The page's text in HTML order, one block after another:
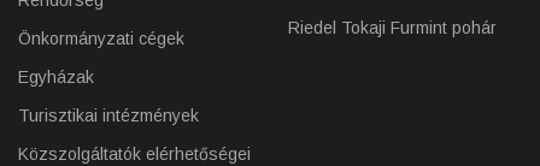
Önkormányzati cégek
Egyházak
Turisztikai intézmények
Közszolgáltatók elérhetőségei
Riedel Tokaji Furmint pohár